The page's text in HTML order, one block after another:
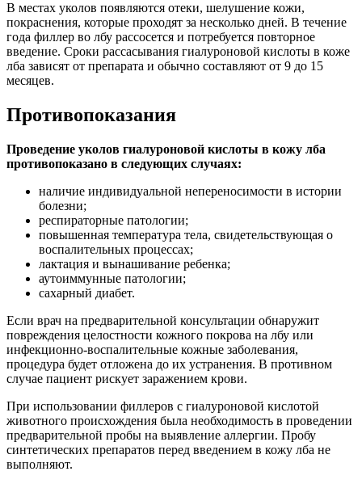
В местах уколов появляются отеки, шелушение кожи,
покраснения, которые проходят за несколько дней. В течение
года филлер во лбу рассосется и потребуется повторное
введение. Сроки рассасывания гиалуроновой кислоты в коже
лба зависят от препарата и обычно составляют от 9 до 15
месяцев.
Противопоказания
Проведение уколов гиалуроновой кислоты в кожу лба
противопоказано в следующих случаях:
наличие индивидуальной непереносимости в истории
болезни;
респираторные патологии;
повышенная температура тела, свидетельствующая о
воспалительных процессах;
лактация и вынашивание ребенка;
аутоиммунные патологии;
сахарный диабет.
Если врач на предварительной консультации обнаружит
повреждения целостности кожного покрова на лбу или
инфекционно-воспалительные кожные заболевания,
процедура будет отложена до их устранения. В противном
случае пациент рискует заражением крови.
При использовании филлеров с гиалуроновой кислотой
животного происхождения была необходимость в проведении
предварительной пробы на выявление аллергии. Пробу
синтетических препаратов перед введением в кожу лба не
выполняют.